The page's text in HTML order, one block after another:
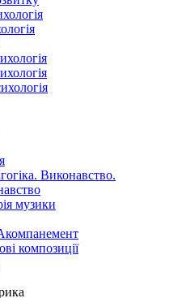
Виконавство.
музики
композиції